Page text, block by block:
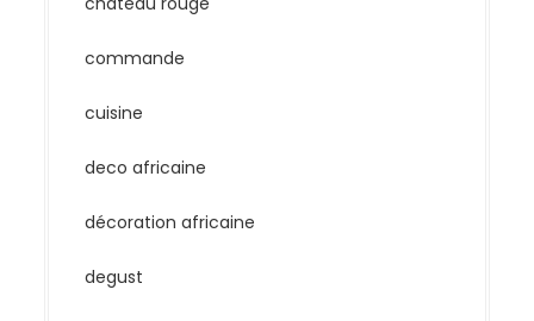
commande
cuisine
deco africaine
décoration africaine
degust